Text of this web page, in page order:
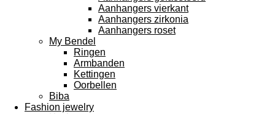
Aanhangers vierkant
Aanhangers zirkonia
Aanhangers roset
My Bendel
Ringen
Armbanden
Kettingen
Oorbellen
Biba
Fashion jewelry